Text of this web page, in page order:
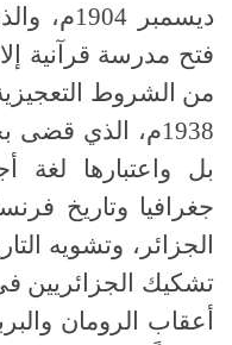
ديسمبر
فتح مدرسة قرآنية
1938م، الذي
بل واعتبارها لغة
جغرافيا وتاريخ
الجزائر، وتشويه
تشكيك الجزائريين
أعقاب الرومان